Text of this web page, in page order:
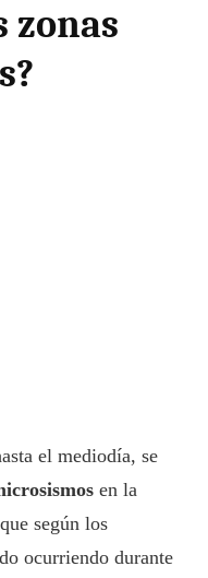
zonas
el mediodía, se
en la
según los
ocurriendo durante